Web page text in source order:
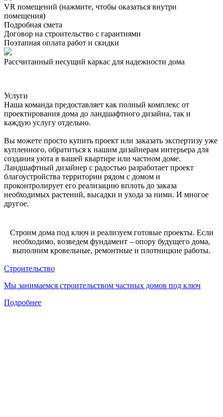
VR помещений (нажмите, чтобы оказаться внутри
помещения)
Подробная смета
Договор на строительство с гарантиями
Поэтапная оплата работ и скидки
Рассчитанный несущий каркас для надежности дома
Услуги
Наша команда предоставляет как полный комплекс от
проектирования дома до ландшафтного дизайна, так и
каждую услугу отдельно.
Вы можете просто купить проект или заказать экспертизу уже
купленного, обратиться к нашим дизайнерам интерьера для
создания уюта в вашей квартире или частном доме.
Ландшафтный дизайнер с радостью разработает проект
благоустройства территории рядом с домом и
проконтролирует его реализацию вплоть до заказа
необходимых растений, высадки и ухода за ними. И многое
другое.
Строим дома под ключ и реализуем готовые проекты. Если
необходимо, возведем фундамент – опору будущего дома,
выполним кровельные, ремонтные и плотницкие работы.
Строительство
Мы занимаемся строительством частных домов под ключ
Подробнее